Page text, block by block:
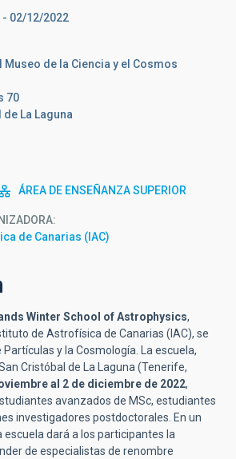
- 02/12/2022
Museo de la Ciencia y el Cosmos
70
La Laguna
ÁREA DE ENSEÑANZA SUPERIOR
de Canarias (IAC)
Winter School of Astrophysics,
de Astrofísica de Canarias (IAC), se
y la Cosmología. La escuela,
Cristóbal de La Laguna (Tenerife,
al 2 de diciembre de 2022,
avanzados de MSc, estudiantes
investigadores postdoctorales. En un
escuela dará a los participantes la
de especialistas de renombre